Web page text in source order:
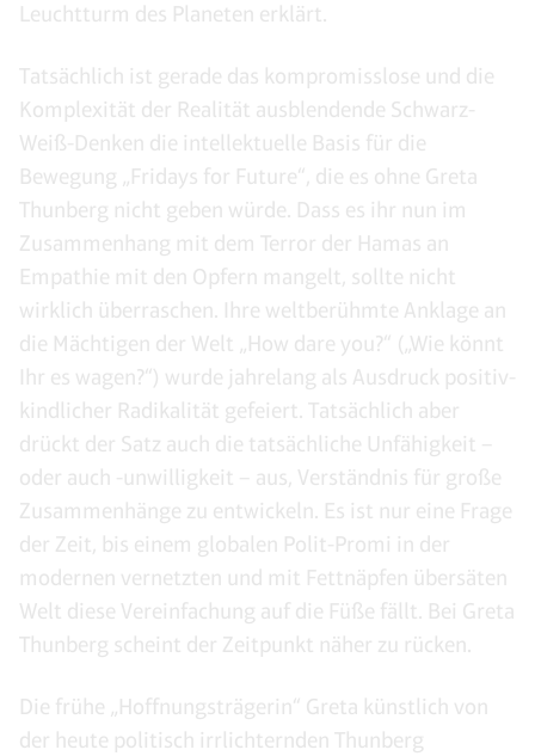
Leuchtturm des Planeten erklärt.
Tatsächlich ist gerade das kompromisslose und die
Komplexität der Realität ausblendende Schwarz-
Weiß-Denken die intellektuelle Basis für die
Bewegung „Fridays for Future“, die es ohne Greta
Thunberg nicht geben würde. Dass es ihr nun im
Zusammenhang mit dem Terror der Hamas an
Empathie mit den Opfern mangelt, sollte nicht
wirklich überraschen. Ihre weltberühmte Anklage an
die Mächtigen der Welt „How dare you?“ („Wie könnt
Ihr es wagen?“) wurde jahrelang als Ausdruck positiv-
kindlicher Radikalität gefeiert. Tatsächlich aber
drückt der Satz auch die tatsächliche Unfähigkeit –
oder auch -unwilligkeit – aus, Verständnis für große
Zusammenhänge zu entwickeln. Es ist nur eine Frage
der Zeit, bis einem globalen Polit-Promi in der
modernen vernetzten und mit Fettnäpfen übersäten
Welt diese Vereinfachung auf die Füße fällt. Bei Greta
Thunberg scheint der Zeitpunkt näher zu rücken.
Die frühe „Hoffnungsträgerin“ Greta künstlich von
der heute politisch irrlichternden Thunberg